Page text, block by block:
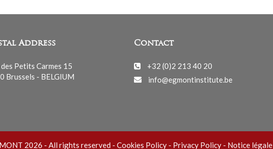
Address
des Petits Carmes 15
Brussels - BELGIUM
Contact
+32 (0)2 213 40 20
info@egmontinstitute.be
2026 - All rights reserved - Cookies Policy- Privacy Policy- Notice légale